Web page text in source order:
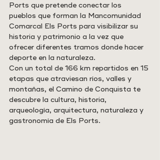
Ports que pretende conectar los
pueblos que forman la Mancomunidad
Comarcal Els Ports para visibilizar su
historia y patrimonio a la vez que
ofrecer diferentes tramos donde hacer
deporte en la naturaleza.
Con un total de 166 km repartidos en 15
etapas que atraviesan ríos, valles y
montañas, el Camino de Conquista te
descubre la cultura, historia,
arqueología, arquitectura, naturaleza y
gastronomía de Els Ports.